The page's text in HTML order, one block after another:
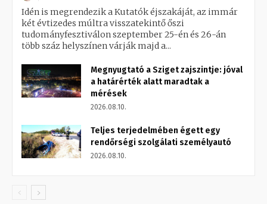
Idén is megrendezik a Kutatók éjszakáját, az immár
két évtizedes múltra visszatekintő őszi
tudományfesztiválon szeptember 25-én és 26-án
több száz helyszínen várják majd a...
Megnyugtató a Sziget zajszintje: jóval
a határérték alatt maradtak a
mérések
2026.08.10.
Teljes terjedelmében égett egy
rendőrségi szolgálati személyautó
2026.08.10.